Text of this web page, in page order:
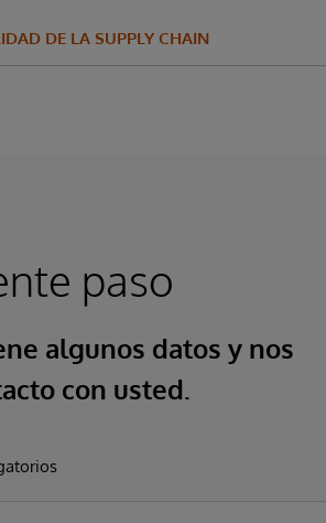
DE LA SUPPLY CHAIN
paso
algunos datos y nos
con usted.